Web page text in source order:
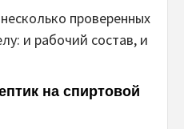
проверенных
и рабочий состав, и
на спиртовой